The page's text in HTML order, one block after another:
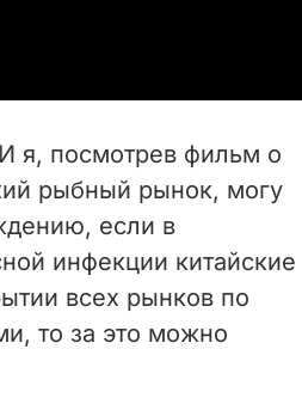
я, посмотрев фильм о
рыбный рынок, могу
если в
инфекции китайские
всех рынков по
то за это можно